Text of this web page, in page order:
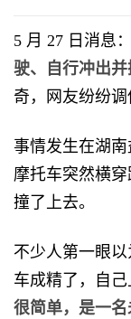
5 月 27 日消息
驶、自行冲出并
奇，网友纷纷
事情发生在湖
摩托车突然横
撞了上去。
不少人第一眼
车成精了，自己
很简单，是一